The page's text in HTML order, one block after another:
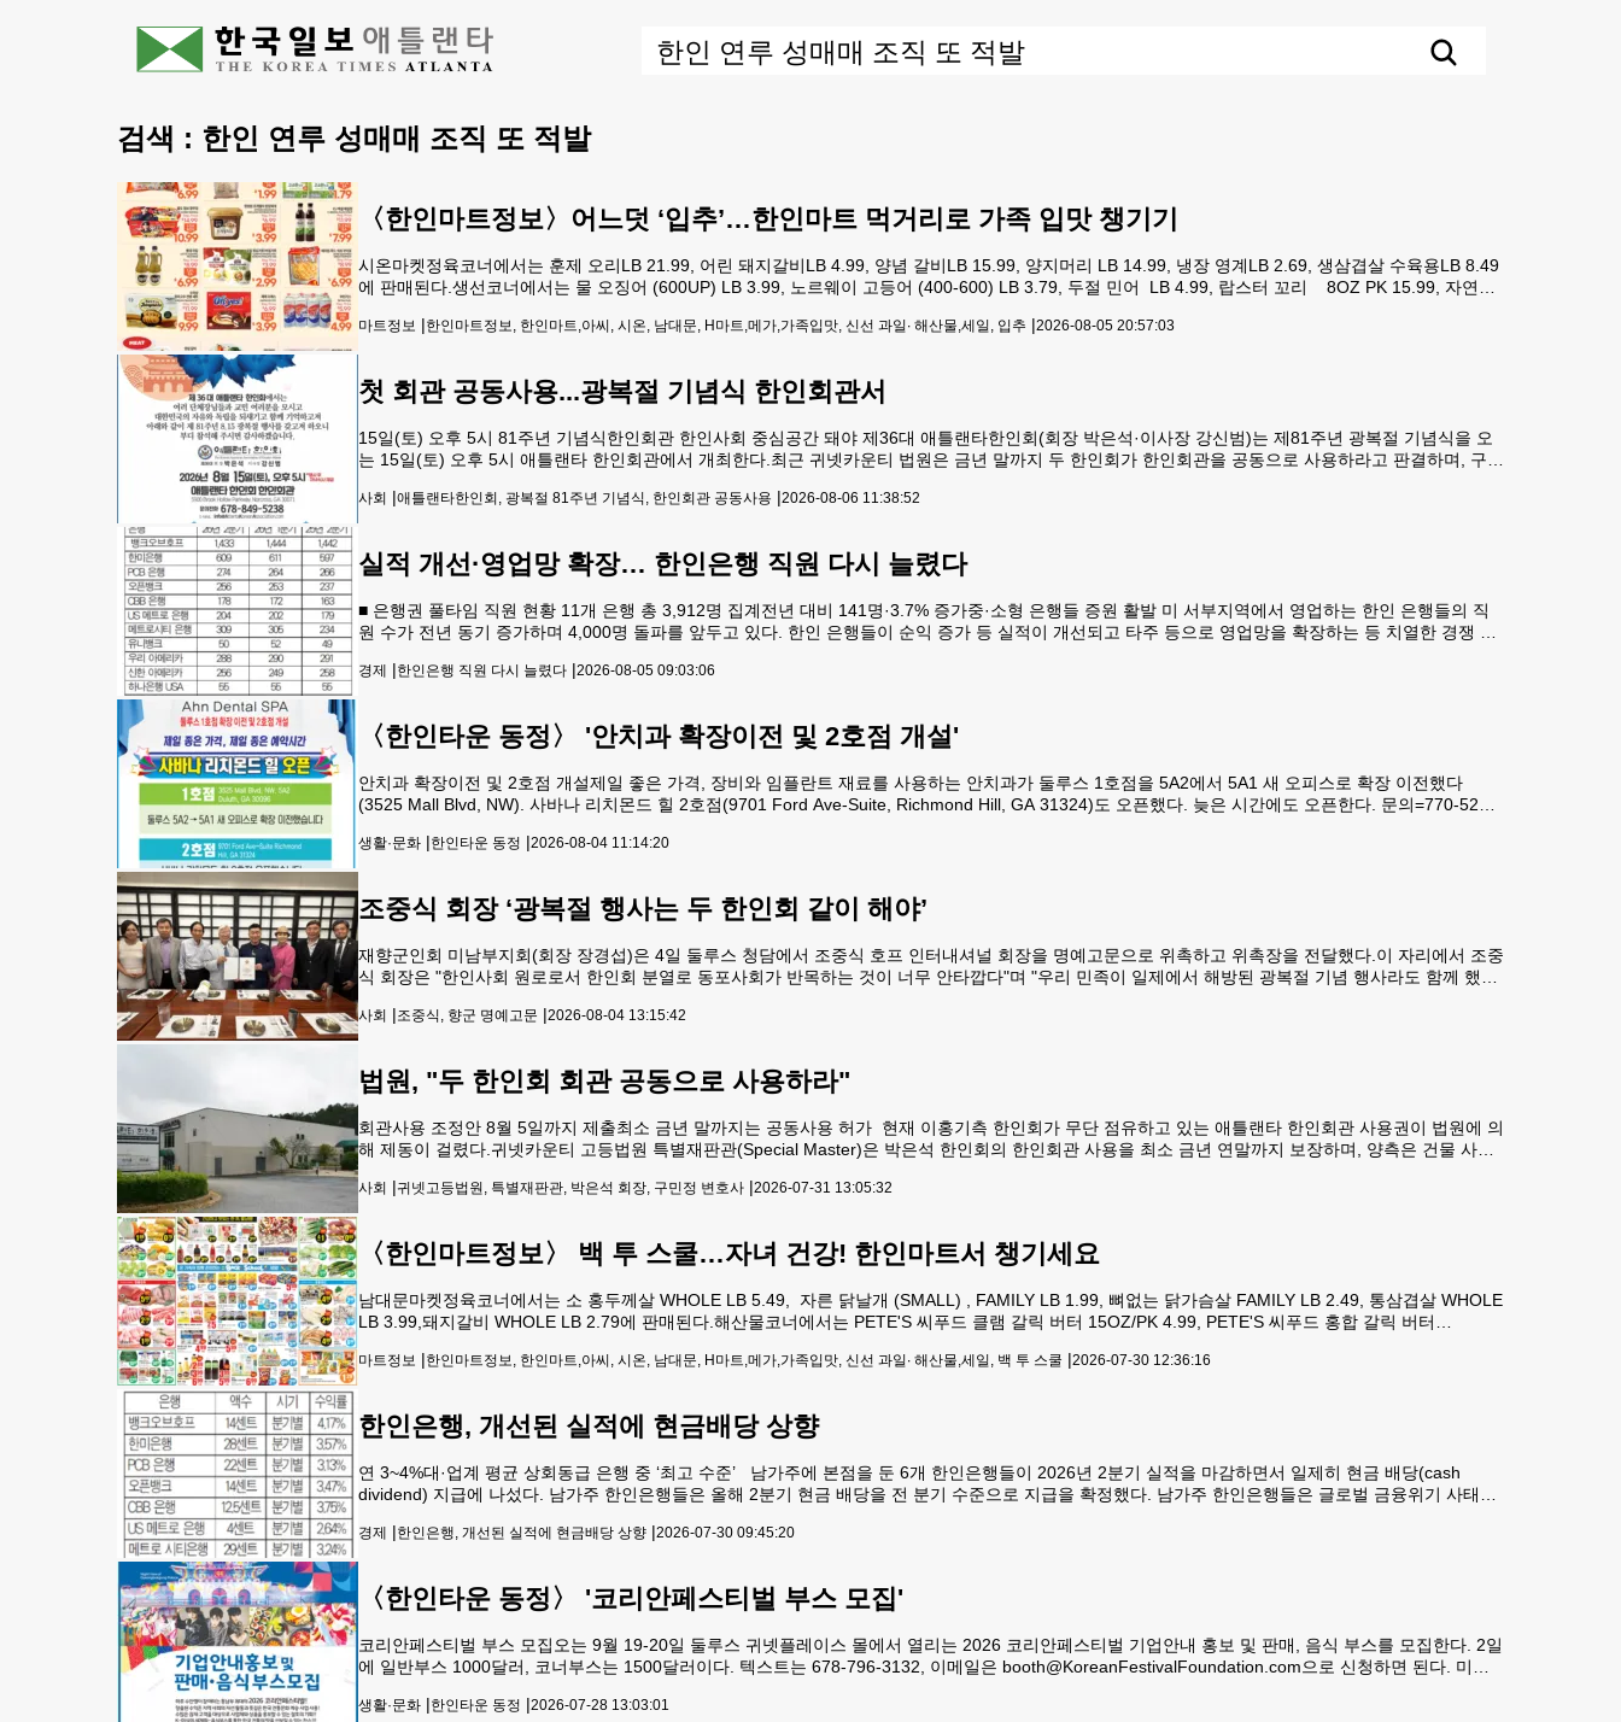
검색 : 한인 연루 성매매 조직 또 적발
〈한인마트정보〉어느덧 ‘입추’…한인마트 먹거리로 가족 입맛 챙기기
시온마켓정육코너에서는 훈제 오리LB 21.99, 어린 돼지갈비LB 4.99, 양념 갈비LB 15.99, 양지머리 LB 14.99, 냉장 영계LB 2.69, 생삼겹살 수육용LB 8.49
에 판매된다.생선코너에서는 물 오징어 (600UP) LB 3.99, 노르웨이 고등어 (400-600) LB 3.79, 두절 민어 LB 4.99, 랍스터 꼬리 8OZ PK 15.99, 자연나
마트정보 |한인마트정보, 한인마트,아씨, 시온, 남대문, H마트,메가,가족입맛, 신선 과일∙ 해산물,세일, 입추 |2026-08-05 20:57:03
첫 회관 공동사용...광복절 기념식 한인회관서
15일(토) 오후 5시 81주년 기념식한인회관 한인사회 중심공간 돼야 제36대 애틀랜타한인회(회장 박은석·이사장 강신범)는 제81주년 광복절 기념식을 오
는 15일(토) 오후 5시 애틀랜타 한인회관에서 개최한다.최근 귀넷카운티 법원은 금년 말까지 두 한인회가 한인회관을 공동으로 사용하라고 판결하며, 구체
식 행사라는 점에서 주목을 받고 있다. 동포들의 압도적인 지지속에 정통성을 갖고
사회 |애틀랜타한인회, 광복절 81주년 기념식, 한인회관 공동사용 |2026-08-06 11:38:52
실적 개선·영업망 확장… 한인은행 직원 다시 늘렸다
■ 은행권 풀타임 직원 현황 11개 은행 총 3,912명 집계전년 대비 141명·3.7% 증가중·소형 은행들 증원 활발 미 서부지역에서 영업하는 한인 은행들의 직
원 수가 전년 동기 증가하며 4,000명 돌파를 앞두고 있다. 한인 은행들이 순익 증가 등 실적이 개선되고 타주 등으로 영업망을 확장하는 등 치열한 경쟁 구
2026년 2분기 기준 풀타임 직원 수는 3,912명으로
경제 |한인은행 직원 다시 늘렸다 |2026-08-05 09:03:06
〈한인타운 동정〉 '안치과 확장이전 및 2호점 개설'
안치과 확장이전 및 2호점 개설제일 좋은 가격, 장비와 임플란트 재료를 사용하는 안치과가 둘루스 1호점을 5A2에서 5A1 새 오피스로 확장 이전했다
(3525 Mall Blvd, NW). 사바나 리치몬드 힐 2호점(9701 Ford Ave-Suite, Richmond Hill, GA 31324)도 오픈했다. 늦은 시간에도 오픈한다. 문의=770-527-
어 로봇 안마의
생활·문화 |한인타운 동정 |2026-08-04 11:14:20
조중식 회장 ‘광복절 행사는 두 한인회 같이 해야’
재향군인회 미남부지회(회장 장경섭)은 4일 둘루스 청담에서 조중식 호프 인터내셔널 회장을 명예고문으로 위촉하고 위촉장을 전달했다.이 자리에서 조중
식 회장은 "한인사회 원로로서 한인회 분열로 동포사회가 반목하는 것이 너무 안타깝다"며 "우리 민족이 일제에서 해방된 광복절 기념 행사라도 함께 했으
사회 |조중식, 향군 명예고문 |2026-08-04 13:15:42
법원, "두 한인회 회관 공동으로 사용하라"
회관사용 조정안 8월 5일까지 제출최소 금년 말까지는 공동사용 허가 현재 이홍기측 한인회가 무단 점유하고 있는 애틀랜타 한인회관 사용권이 법원에 의
해 제동이 걸렸다.귀넷카운티 고등법원 특별재판관(Special Master)은 박은석 한인회의 한인회관 사용을 최소 금년 연말까지 보장하며, 양측은 건물 사용
번씩이라도 만나 회관 사용에 관한 문제를 풀겠다고 밝혔다. 이번 결정
사회 |귀넷고등법원, 특별재판관, 박은석 회장, 구민정 변호사 |2026-07-31 13:05:32
〈한인마트정보〉 백 투 스쿨…자녀 건강! 한인마트서 챙기세요
남대문마켓정육코너에서는 소 홍두께살 WHOLE LB 5.49, 자른 닭날개 (SMALL) , FAMILY LB 1.99, 뼈없는 닭가슴살 FAMILY LB 2.49, 통삼겹살 WHOLE
LB 3.99,돼지갈비 WHOLE LB 2.79에 판매된다.해산물코너에서는 PETE'S 씨푸드 클램 갈릭 버터 15OZ/PK 4.99, PETE'S 씨푸드 홍합 갈릭 버터
마트정보 |한인마트정보, 한인마트,아씨, 시온, 남대문, H마트,메가,가족입맛, 신선 과일∙ 해산물,세일, 백 투 스쿨 |2026-07-30 12:36:16
한인은행, 개선된 실적에 현금배당 상향
연 3~4%대·업계 평균 상회동급 은행 중 ‘최고 수준’ 남가주에 본점을 둔 6개 한인은행들이 2026년 2분기 실적을 마감하면서 일제히 현금 배당(cash
dividend) 지급에 나섰다. 남가주 한인은행들은 올해 2분기 현금 배당을 전 분기 수준으로 지급을 확정했다. 남가주 한인은행들은 글로벌 금융위기 사태와
로 꼬박꼬박 들어오는 현금 배당은 주식 투자의 중요
경제 |한인은행, 개선된 실적에 현금배당 상향 |2026-07-30 09:45:20
〈한인타운 동정〉 '코리안페스티벌 부스 모집'
코리안페스티벌 부스 모집오는 9월 19-20일 둘루스 귀넷플레이스 몰에서 열리는 2026 코리안페스티벌 기업안내 홍보 및 판매, 음식 부스를 모집한다. 2일
에 일반부스 1000달러, 코너부스는 1500달러이다. 텍스트는 678-796-3132, 이메일은 booth@KoreanFestivalFoundation.com으로 신청하면 된다. 미션
임한다. 참석 예약 필수=404-79
생활·문화 |한인타운 동정 |2026-07-28 13:03:01